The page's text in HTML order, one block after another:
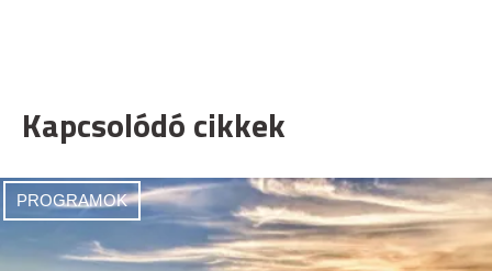
Kapcsolódó cikkek
PROGRAMOK